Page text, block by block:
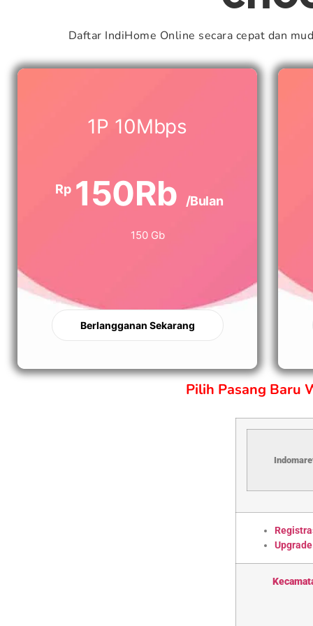
Daftar IndiHome Online secara cepat dan
1P 10Mbps
Rp 150Rb /Bulan
150 Gb
Berlangganan Sekarang
Pilih Pasang Baru